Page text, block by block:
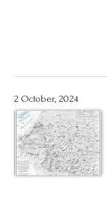
2 October, 2024